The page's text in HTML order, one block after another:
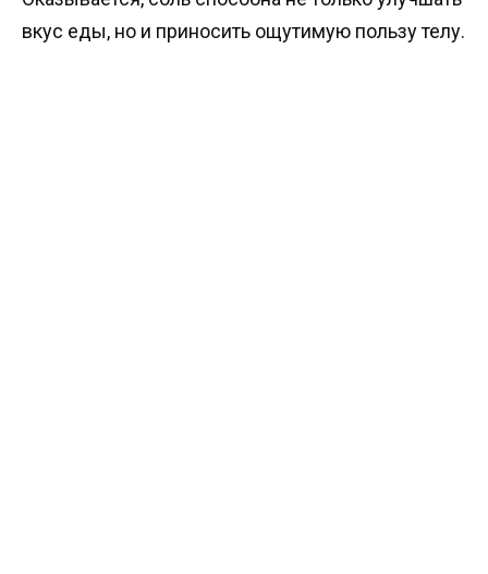
вкус еды, но и приносить ощутимую пользу телу.